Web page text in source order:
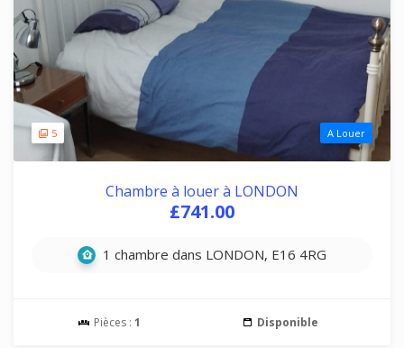
5 A Louer
Chambre à louer à LONDON
£741.00
1 chambre dans LONDON, E16 4RG
Pièces : 1 Disponible